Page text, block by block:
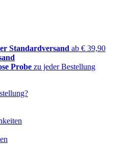
Standardversand ab € 39,90
Probe zu jeder Bestellung